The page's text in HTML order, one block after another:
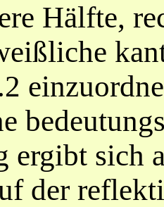
Hälfte,
ergibt sich
der